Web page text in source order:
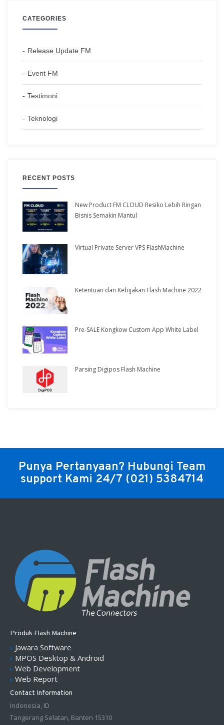
CATEGORIES
Release Update FM
Event FM
Testimoni
Teknologi
RECENT POSTS
New Product FM CLOUD Resiko Lebih Ringan
Bisnis Semakin Mantul
Virtual Private Server VPS FlashMachine
Ketentuan dan Kebijakan Flash Machine 2022
Pre-SALE Kongkow Custom App White Label
Parsing Digipos Flash Machine
Punya Pertanyaan? Hubungi Team
support Kami 24/7 (021) 5384714
Produk Flash Machine
Jawara Software
MPOS Desktop & Android
Web Development
Web Report
Contact Information
Indonesia, ID
Tangerang Selatan, Banten 15310